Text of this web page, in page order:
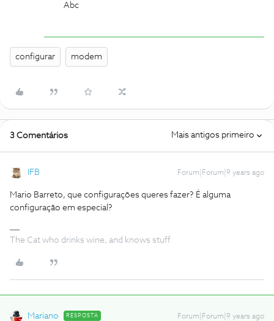
Abc
configurar modem
3 Comentários Mais antigos primeiro
IFB Forum|Forum|9 years ago
Mario Barreto, que configurações queres fazer? É alguma
configuração em especial?
The Cat who drinks wine, and knows stuff
Mariano RESPOSTA Forum|Forum|9 years ago